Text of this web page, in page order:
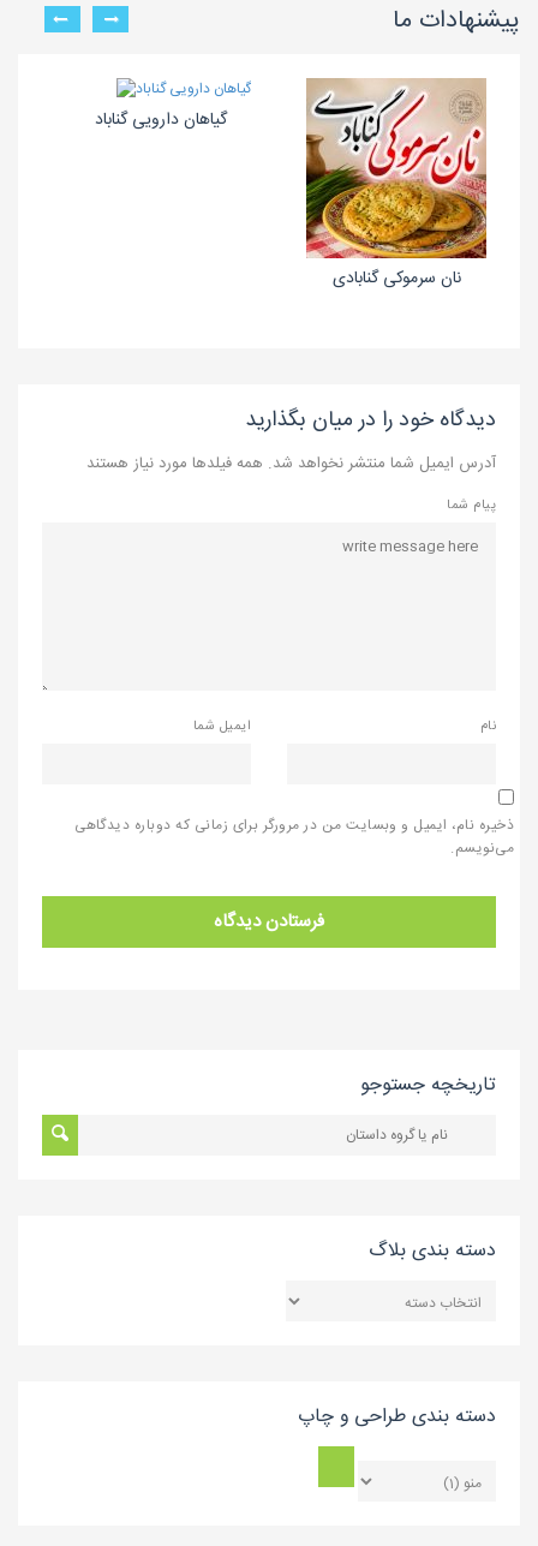
پیشنهادات ما
گیاهان دارویی گناباد
نان سرموکی گنابادی
دیدگاه خود را در میان بگذارید
آدرس ایمیل شما منتشر نخواهد شد. همه فیلدها مورد نیاز هستند
پیام شما
نام ایمیل شما
ذخیره نام، ایمیل و وبسایت من در مرورگر برای زمانی که دوباره دیدگاهی
می‌نویسم.
تاریخچه جستوجو
دسته بندی بلاگ
بندی
دسته بندی طراحی و چاپ